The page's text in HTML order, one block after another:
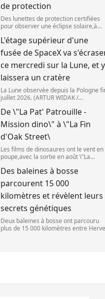
de protection
Des lunettes de protection certifiées
pour observer une éclipse solaire,à
2026. (JAIME REINA )
L'étage supérieur d'une
fusée de SpaceX va
ce mercredi sur la Lune, et y
laissera un cratère
La Lune observée depuis la Pologne
juillet 2026. (ARTUR WIDAK /
fusée de SpaceX doit s\'écraser
accidentellement sur la Lune,mercredi
5 août. Cette coll
De \"La Pat' Patrouille -
Mission dino\" à \"La Fin
d'Oak Street\
Les films de dinosaures ont le vent en
poupe,avec la sortie en août \"La
d\'Oak Street\". (APOLLONIA HILVERDA
/ FRANCEINFO)
Des baleines à bosse
parcourent 15 000
kilomètres et révèlent leurs
secrets génétiques
Deux baleines à bosse ont parcouru
plus de 15 000 kilomètres entre